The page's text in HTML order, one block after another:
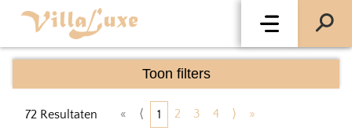
Toon filters
72 Resultaten « ⟨ 1 2 3 4 ⟩ »